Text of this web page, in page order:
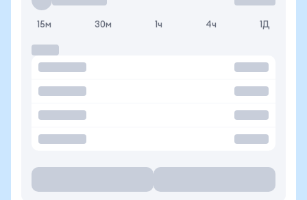
15м 30м 1ч 4ч 1Д